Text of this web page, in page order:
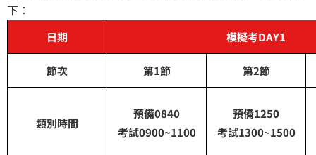
下：
日期 模擬考DAY1
節次 第1節 第2節
類別時間
預備0840
考試0900~1100
預備1250
考試1300~1500